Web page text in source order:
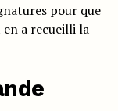
pour que
a recueilli la